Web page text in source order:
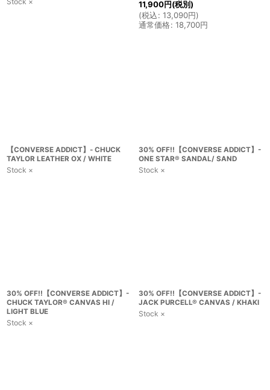
11,900円(税別)
(税込: 13,090円)
通常価格: 18,700円
【CONVERSE ADDICT】- CHUCK
TAYLOR LEATHER OX / WHITE
Stock ×
30% OFF!!【CONVERSE ADDICT】-
ONE STAR® SANDAL/ SAND
Stock ×
30% OFF!!【CONVERSE ADDICT】-
CHUCK TAYLOR® CANVAS HI /
LIGHT BLUE
Stock ×
30% OFF!!【CONVERSE ADDICT】-
JACK PURCELL® CANVAS / KHAKI
Stock ×